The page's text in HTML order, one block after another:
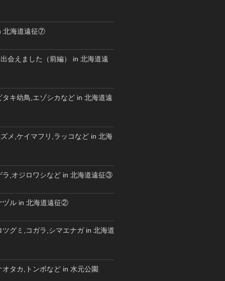
北海道遠征⑦
会えました（前編） in 北海道遠
タキ幼鳥,エゾシカなど in 北海道遠
メ,ケイマフリ,ラッコなど in 北海
ラ,オジロワシなど in 北海道遠征③
ヅル in 北海道遠征②
ツグミ,コガラ,シマエナガ in 北海道
タカ,トンボなど in 水元公園